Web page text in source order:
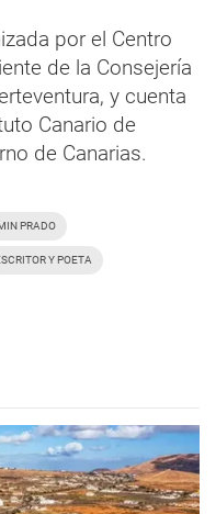
por el Centro
de la Consejería
y cuenta
Canario de
de Canarias.
PRADO
Y POETA